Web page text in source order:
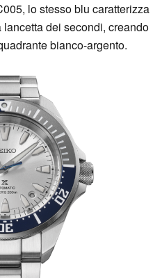
lo stesso blu caratterizza
dei secondi, creando
bianco-argento.